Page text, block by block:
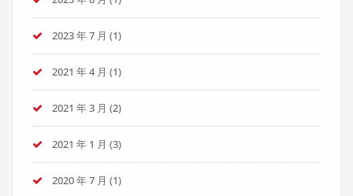
2023 年 7 月 (1)
2021 年 4 月 (1)
2021 年 3 月 (2)
2021 年 1 月 (3)
2020 年 7 月 (1)